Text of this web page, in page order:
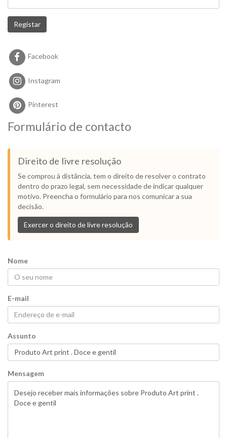
Registar
Facebook
Instagram
Pinterest
Formulário de contacto
Direito de livre resolução
Se comprou à distância, tem o direito de resolver o contrato
dentro do prazo legal, sem necessidade de indicar qualquer
motivo. Preencha o formulário para nos comunicar a sua
decisão.
Exercer o direito de livre resolução
Nome
E-mail
Assunto
Mensagem